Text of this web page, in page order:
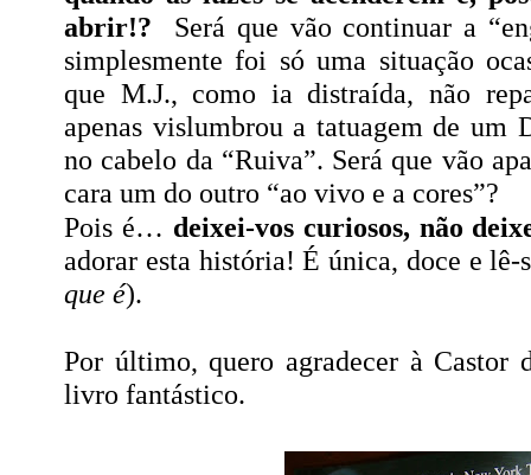
abrir!?
Será que vão continuar a
simplesmente foi só uma situação
que M.J., como ia distraída, não
apenas vislumbrou a tatuagem de um
no cabelo da “Ruiva”. Será que vão
cara um do outro “ao vivo e a cores”?
Pois é… deixei-vos curiosos, não
adorar esta história! É única, doce e lê-
que é).
Por último, quero agradecer à Castor
livro fantástico.